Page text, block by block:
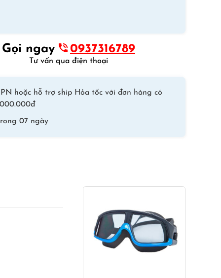
)
Gọi ngay 0937316789
Tư vấn qua điện thoại
hoặc hỗ trợ ship Hỏa tốc với đơn hàng có
07 ngày